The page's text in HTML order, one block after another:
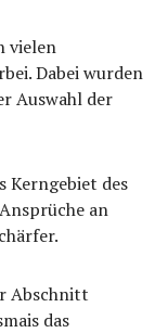
vielen
Dabei wurden
Auswahl der
Kerngebiet des
an
Abschnitt
das